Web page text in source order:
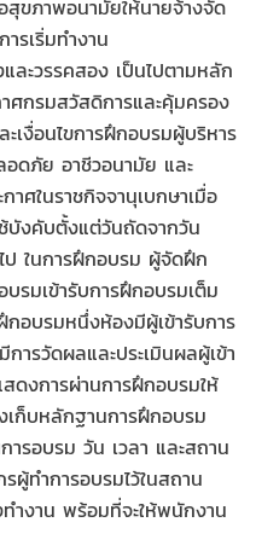
ขภาพอนามัยให้นายจ้างจัด
รเริ่มทำงาน
วรรคสอง เป็นไปตามหลัก
ศกรมสวัสดิการและคุ้มครอง
เงื่อนไขการฝึกอบรมผู้บริหาร
ดภัย อาชีวอนามัย และ
ศในราชกิจจานุเบกษาเมื่อ
บังคับตั้งแต่วันถัดจากวัน
ป ในการฝึกอบรม ผู้จัดฝึก
รมเข้ารับการฝึกอบรมเต็ม
อบรมหนึ่งห้องมีผู้เข้ารับการ
ารวัดผลและประเมินผลผู้เข้า
งการผ่านการฝึกอบรมให้
เก็บหลักฐานการฝึกอบรม
ารอบรม วัน เวลา และสถาน
ทำการอบรมไว้ในสถาน
ำงาน พร้อมที่จะให้พนักงาน